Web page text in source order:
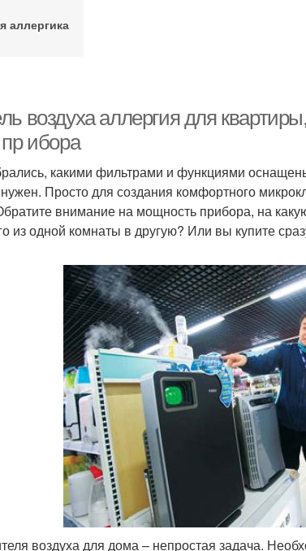
аллергика
воздуха аллергия для
ибора
какими фильтрами и функциями
Просто для создания комфортного
внимание на мощность прибора, на
из одной комнаты в другую? Или вы купите
воздуха для дома – непростая задача.